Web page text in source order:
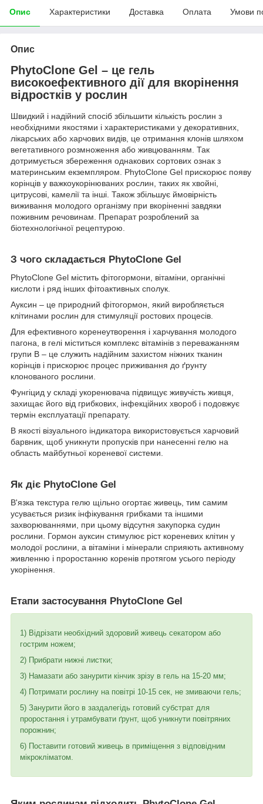
Опис Характеристики Доставка Оплата Умови
Опис
PhytoClone Gel – це гель
високоефективного дії для вкорінення
відростків у рослин
Швидкий і надійний спосіб збільшити кількість рослин з
необхідними якостями і характеристиками у декоративних,
лікарських або харчових видів, це отримання клонів шляхом
вегетативного розмноження або живцюванням. Так
дотримується збереження однакових сортових ознак з
материнським екземпляром. PhytoClone Gel прискорює появу
корінців у важкоукорінюваних рослин, таких як хвойні,
цитрусові, камелії та інші. Також збільшує ймовірність
виживання молодого організму при вкоріненні завдяки
поживним речовинам. Препарат розроблений за
біотехнологічної рецептурою.
З чого складається PhytoClone Gel
PhytoClone Gel містить фітогормони, вітаміни, органічні
кислоти і ряд інших фітоактивных сполук.
Ауксин – це природний фітогормон, який виробляється
клітинами рослин для стимуляції ростових процесів.
Для ефективного коренеутворення і харчування молодого
пагона, в гелі міститься комплекс вітамінів з переважанням
групи В – це служить надійним захистом ніжних тканин
корінців і прискорює процес приживання до ґрунту
клонованого рослини.
Фунгіцид у складі укоренювача підвищує живучість живця,
захищає його від грибкових, інфекційних хвороб і подовжує
термін експлуатації препарату.
В якості візуального індикатора використовується харчовий
барвник, щоб уникнути пропусків при нанесенні гелю на
область майбутньої кореневої системи.
Як діє PhytoClone Gel
В'язка текстура гелю щільно огортає живець, тим самим
усувається ризик інфікування грибками та іншими
захворюваннями, при цьому відсутня закупорка судин
рослини. Гормон ауксин стимулює ріст кореневих клітин у
молодої рослини, а вітаміни і мінерали сприяють активному
живленню і проростанню коренів протягом усього періоду
укорінення.
Етапи застосування PhytoClone Gel
1) Відрізати необхідний здоровий живець секатором або
гострим ножем;
2) Прибрати нижні листки;
3) Намазати або занурити кінчик зрізу в гель на 15-20 мм;
4) Потримати рослину на повітрі 10-15 сек, не змиваючи гель;
5) Занурити його в заздалегідь готовий субстрат для
проростання і утрамбувати ґрунт, щоб уникнути повітряних
порожнин;
6) Поставити готовий живець в приміщення з відповідним
мікрокліматом.